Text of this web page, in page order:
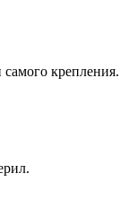
крепления.